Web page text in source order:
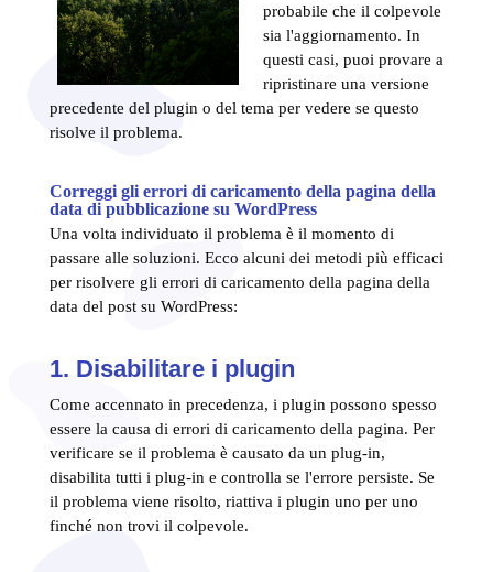
probabile che il colpevole
sia l'aggiornamento. In
questi casi, puoi provare a
ripristinare una versione
precedente del plugin o del tema per vedere se questo
risolve il problema.
Correggi gli errori di caricamento della pagina della
data di pubblicazione su WordPress
Una volta individuato il problema è il momento di
passare alle soluzioni. Ecco alcuni dei metodi più efficaci
per risolvere gli errori di caricamento della pagina della
data del post su WordPress:
1. Disabilitare i plugin
Come accennato in precedenza, i plugin possono spesso
essere la causa di errori di caricamento della pagina. Per
verificare se il problema è causato da un plug-in,
disabilita tutti i plug-in e controlla se l'errore persiste. Se
il problema viene risolto, riattiva i plugin uno per uno
finché non trovi il colpevole.